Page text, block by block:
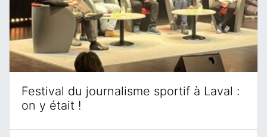
Festival du journalisme sportif à Laval :
on y était !